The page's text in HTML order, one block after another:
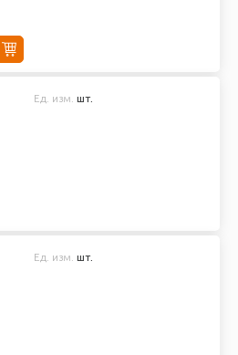
Ед. изм. шт.
Ед. изм. шт.